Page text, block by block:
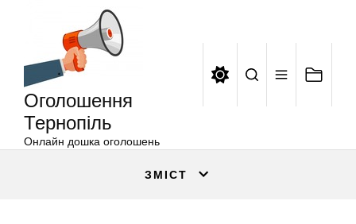
Оголошення
Тернопіль
Онлайн дошка оголошень
ЗМІСТ